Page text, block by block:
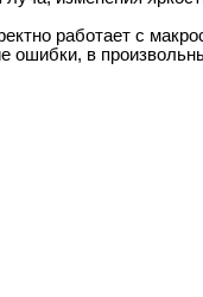
изменения
работает с
ошибки, в